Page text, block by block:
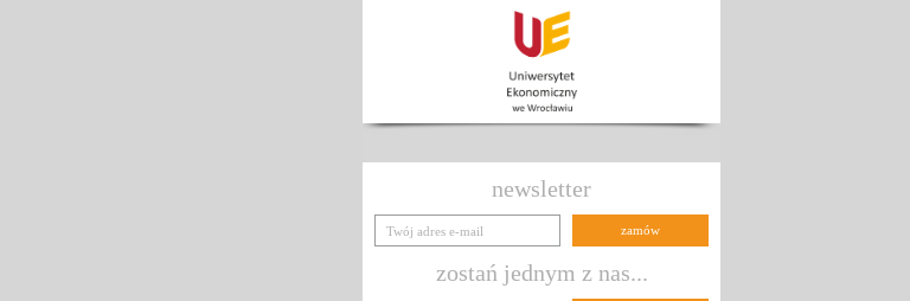
newsletter
zostań jednym z nas...